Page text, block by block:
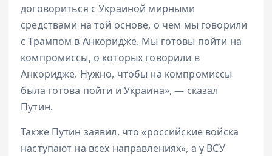
договориться с Украиной мирными
средствами на той основе, о чем мы говорили
с Трампом в Анкоридже. Мы готовы пойти на
компромиссы, о которых говорили в
Анкоридже. Нужно, чтобы на компромиссы
была готова пойти и Украина», — сказал
Путин.
Также Путин заявил, что «российские войска
наступают на всех направлениях», а у ВСУ